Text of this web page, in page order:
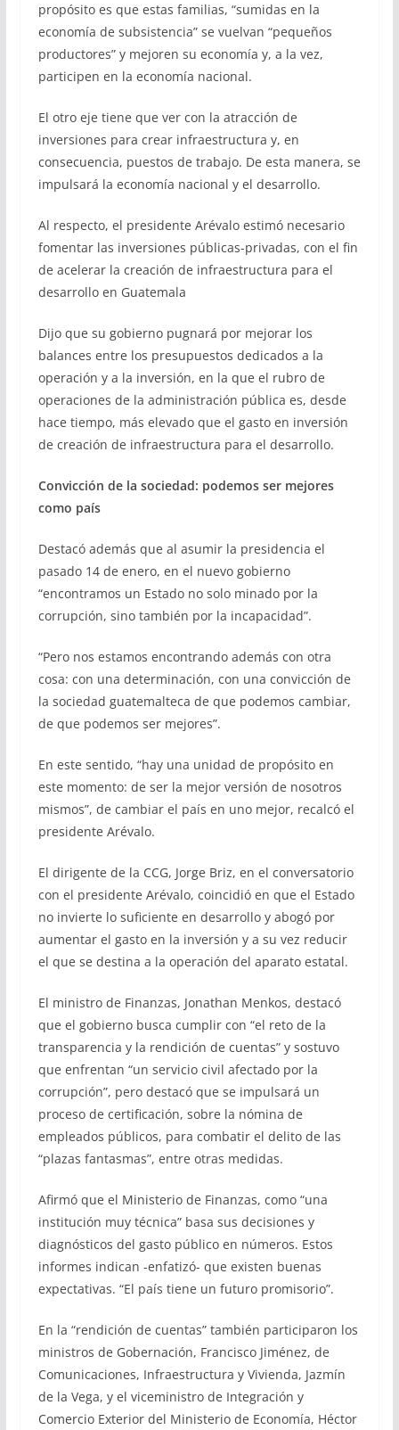
propósito es que estas familias, “sumidas en la
economía de subsistencia” se vuelvan “pequeños
productores” y mejoren su economía y, a la vez,
participen en la economía nacional.
El otro eje tiene que ver con la atracción de
inversiones para crear infraestructura y, en
consecuencia, puestos de trabajo. De esta manera, se
impulsará la economía nacional y el desarrollo.
Al respecto, el presidente Arévalo estimó necesario
fomentar las inversiones públicas-privadas, con el fin
de acelerar la creación de infraestructura para el
desarrollo en Guatemala
Dijo que su gobierno pugnará por mejorar los
balances entre los presupuestos dedicados a la
operación y a la inversión, en la que el rubro de
operaciones de la administración pública es, desde
hace tiempo, más elevado que el gasto en inversión
de creación de infraestructura para el desarrollo.
Convicción de la sociedad: podemos ser mejores
como país
Destacó además que al asumir la presidencia el
pasado 14 de enero, en el nuevo gobierno
“encontramos un Estado no solo minado por la
corrupción, sino también por la incapacidad”.
“Pero nos estamos encontrando además con otra
cosa: con una determinación, con una convicción de
la sociedad guatemalteca de que podemos cambiar,
de que podemos ser mejores”.
En este sentido, “hay una unidad de propósito en
este momento: de ser la mejor versión de nosotros
mismos”, de cambiar el país en uno mejor, recalcó el
presidente Arévalo.
El dirigente de la CCG, Jorge Briz, en el conversatorio
con el presidente Arévalo, coincidió en que el Estado
no invierte lo suficiente en desarrollo y abogó por
aumentar el gasto en la inversión y a su vez reducir
el que se destina a la operación del aparato estatal.
El ministro de Finanzas, Jonathan Menkos, destacó
que el gobierno busca cumplir con “el reto de la
transparencia y la rendición de cuentas” y sostuvo
que enfrentan “un servicio civil afectado por la
corrupción”, pero destacó que se impulsará un
proceso de certificación, sobre la nómina de
empleados públicos, para combatir el delito de las
“plazas fantasmas”, entre otras medidas.
Afirmó que el Ministerio de Finanzas, como “una
institución muy técnica” basa sus decisiones y
diagnósticos del gasto público en números. Estos
informes indican -enfatizó- que existen buenas
expectativas. “El país tiene un futuro promisorio”.
En la “rendición de cuentas” también participaron los
ministros de Gobernación, Francisco Jiménez, de
Comunicaciones, Infraestructura y Vivienda, Jazmín
de la Vega, y el viceministro de Integración y
Comercio Exterior del Ministerio de Economía, Héctor